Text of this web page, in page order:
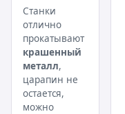
Станки
отлично
прокатывают
крашенный
металл,
царапин не
остается,
можно